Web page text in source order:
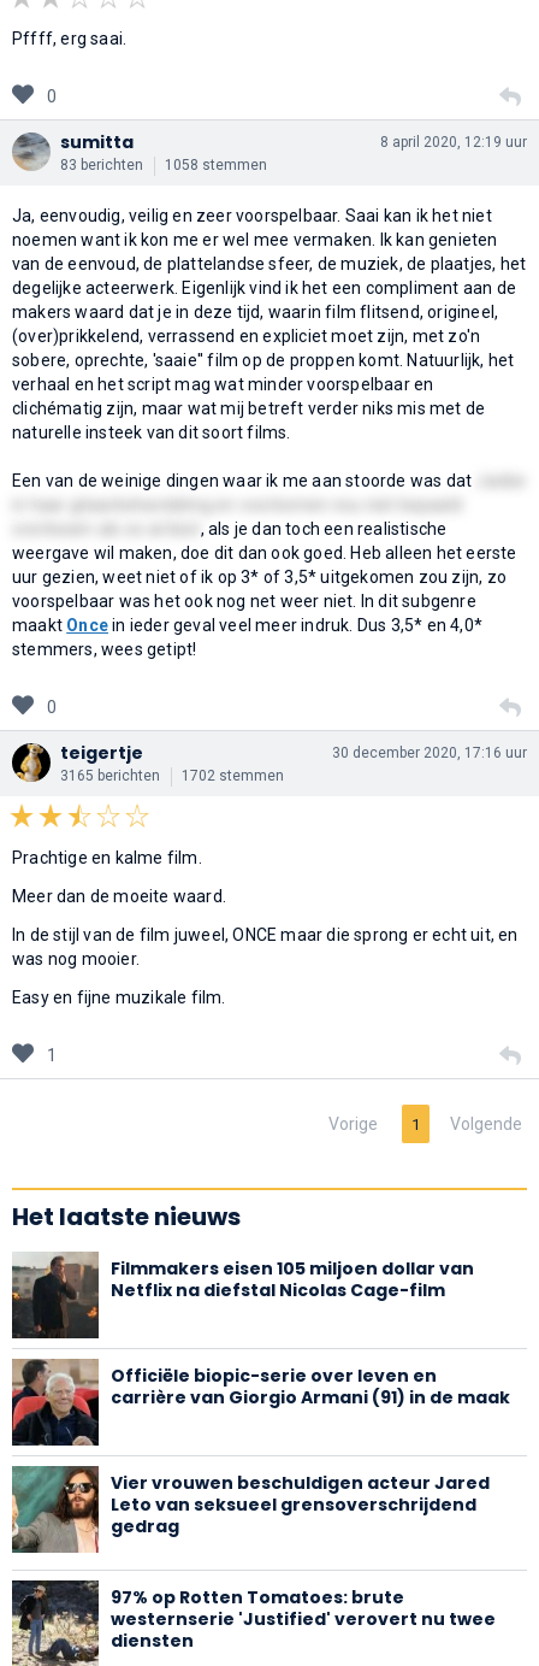
Pffff, erg saai.
0
sumitta
83 berichten 1058 stemmen
8 april 2020, 12:19 uur
Ja, eenvoudig, veilig en zeer voorspelbaar. Saai kan ik het niet
noemen want ik kon me er wel mee vermaken. Ik kan genieten
van de eenvoud, de plattelandse sfeer, de muziek, de plaatjes, het
degelijke acteerwerk. Eigenlijk vind ik het een compliment aan de
makers waard dat je in deze tijd, waarin film flitsend, origineel,
(over)prikkelend, verrassend en expliciet moet zijn, met zo'n
sobere, oprechte, 'saaie'' film op de proppen komt. Natuurlijk, het
verhaal en het script mag wat minder voorspelbaar en
clichématig zijn, maar wat mij betreft verder niks mis met de
naturelle insteek van dit soort films.
Een van de weinige dingen waar ik me aan stoorde was dat
, als je dan toch een realistische
weergave wil maken, doe dit dan ook goed. Heb alleen het eerste
uur gezien, weet niet of ik op 3* of 3,5* uitgekomen zou zijn, zo
voorspelbaar was het ook nog net weer niet. In dit subgenre
maakt Oncein ieder geval veel meer indruk. Dus 3,5* en 4,0*
stemmers, wees getipt!
0
teigertje
3165 berichten 1702 stemmen
30 december 2020, 17:16 uur
Prachtige en kalme film.
Meer dan de moeite waard.
In de stijl van de film juweel, ONCE maar die sprong er echt uit, en
was nog mooier.
Easy en fijne muzikale film.
1
Vorige 1 Volgende
Het laatste nieuws
Filmmakers eisen 105 miljoen dollar van
Netflix na diefstal Nicolas Cage-film
Officiële biopic-serie over leven en
carrière van Giorgio Armani (91) in de maak
Vier vrouwen beschuldigen acteur Jared
Leto van seksueel grensoverschrijdend
gedrag
97% op Rotten Tomatoes: brute
westernserie 'Justified' verovert nu twee
diensten